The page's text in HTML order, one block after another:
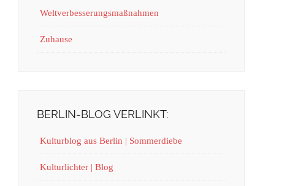
Weltverbesserungsmaßnahmen
Zuhause
BERLIN-BLOG VERLINKT:
Kulturblog aus Berlin | Sommerdiebe
Kulturlichter | Blog